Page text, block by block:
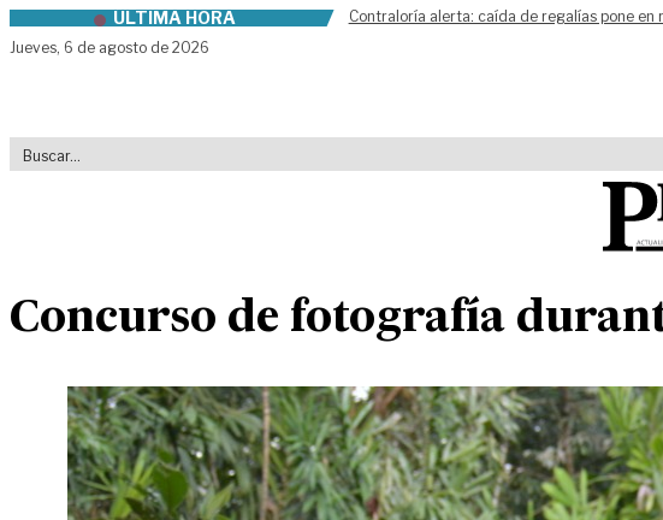
Skip to contentÚLTIMA HORA
Contraloría alerta: caída de regalías pone en
Jueves, 6 de agosto de 2026
Concurso de fotografía